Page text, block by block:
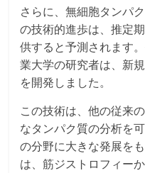
さらに、無細胞タンパ
の技術的進歩は、推定
供すると予測されます
業大学の研究者は、新
を開発しました。
この技術は、他の従来
なタンパク質の分析を
の分野に大きな発展を
は、筋ジストロフィー